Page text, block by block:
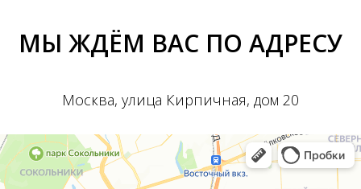
МЫ ЖДЁМ ВАС ПО АДРЕСУ
Москва, улица Кирпичная, дом 20